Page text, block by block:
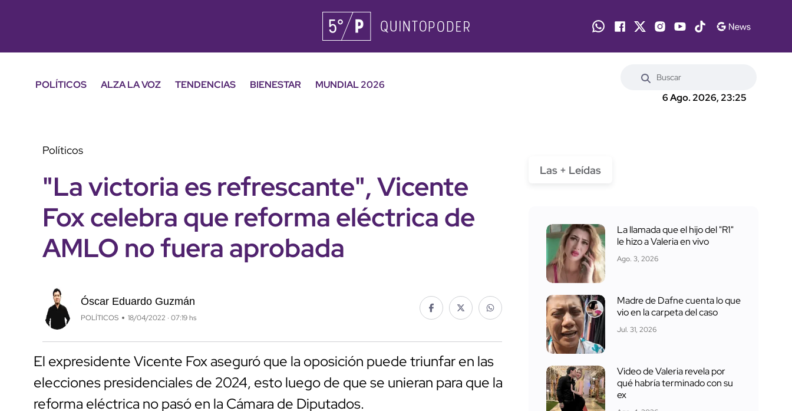
POLÍTICOS ALZA LA VOZ TENDENCIAS BIENESTAR
MUNDIAL 2026
6 Ago. 2026, 23:25
Políticos
"La victoria es refrescante", Vicente
Fox celebra que reforma eléctrica de
AMLO no fuera aprobada
Óscar Eduardo Guzmán
POLÍTICOS 18/04/2022 · 07:19 hs
El expresidente Vicente Fox aseguró que la oposición puede triunfar en las
elecciones presidenciales de 2024, esto luego de que se unieran para que la
reforma eléctrica no pasó en la Cámara de Diputados.
Las + Leídas
La llamada que el hijo del "R1"
le hizo a Valeria en vivo
Ago. 3, 2026
Madre de Dafne cuenta lo que
vio en la carpeta del caso
Jul. 31, 2026
Video de Valeria revela por
qué habría terminado con su
ex